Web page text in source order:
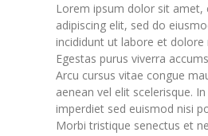
Lorem ipsum dolor sit amet,
adipiscing elit, sed do
incididunt ut labore et dolore
Egestas purus viverra
Arcu cursus vitae congue
aenean vel elit scelerisque.
imperdiet sed euismod nisi
Morbi tristique senectus et